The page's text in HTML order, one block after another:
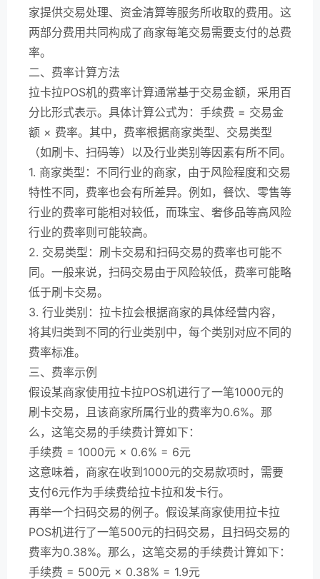
家提供交易处理、资金清算等服务所收取的费用。这
两部分费用共同构成了商家每笔交易需要支付的总费
率。
二、费率计算方法
拉卡拉POS机的费率计算通常基于交易金额，采用百
分比形式表示。具体计算公式为：手续费 = 交易金
额 × 费率。其中，费率根据商家类型、交易类型
（如刷卡、扫码等）以及行业类别等因素有所不同。
1. 商家类型：不同行业的商家，由于风险程度和交易
特性不同，费率也会有所差异。例如，餐饮、零售等
行业的费率可能相对较低，而珠宝、奢侈品等高风险
行业的费率则可能较高。
2. 交易类型：刷卡交易和扫码交易的费率也可能不
同。一般来说，扫码交易由于风险较低，费率可能略
低于刷卡交易。
3. 行业类别：拉卡拉会根据商家的具体经营内容，
将其归类到不同的行业类别中，每个类别对应不同的
费率标准。
三、费率示例
假设某商家使用拉卡拉POS机进行了一笔1000元的
刷卡交易，且该商家所属行业的费率为0.6%。那
么，这笔交易的手续费计算如下：
手续费 = 1000元 × 0.6% = 6元
这意味着，商家在收到1000元的交易款项时，需要
支付6元作为手续费给拉卡拉和发卡行。
再举一个扫码交易的例子。假设某商家使用拉卡拉
POS机进行了一笔500元的扫码交易，且扫码交易的
费率为0.38%。那么，这笔交易的手续费计算如下：
手续费 = 500元 × 0.38% = 1.9元